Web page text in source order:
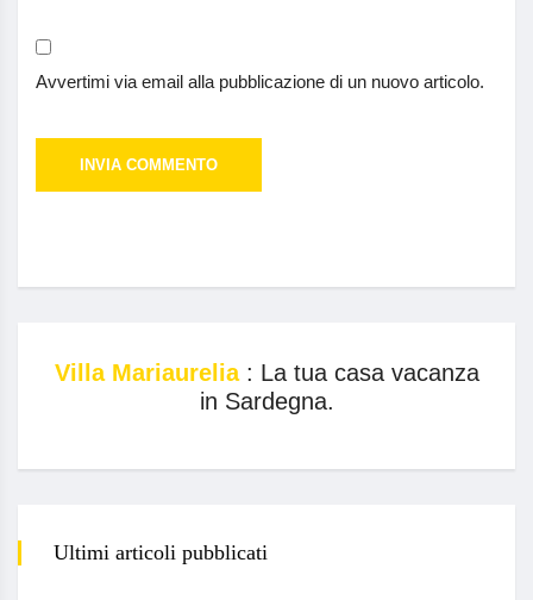
Avvertimi via email alla pubblicazione di un nuovo articolo.
Villa Mariaurelia : La tua casa vacanza
in Sardegna.
Ultimi articoli pubblicati